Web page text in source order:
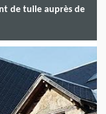
de tuile auprès de